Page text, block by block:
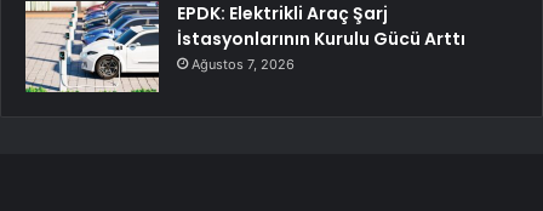
EPDK: Elektrikli Araç Şarj
İstasyonlarının Kurulu Gücü Arttı
Ağustos 7, 2026